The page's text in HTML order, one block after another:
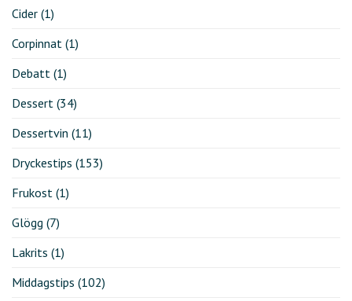
Cider (1)
Corpinnat (1)
Debatt (1)
Dessert (34)
Dessertvin (11)
Dryckestips (153)
Frukost (1)
Glögg (7)
Lakrits (1)
Middagstips (102)